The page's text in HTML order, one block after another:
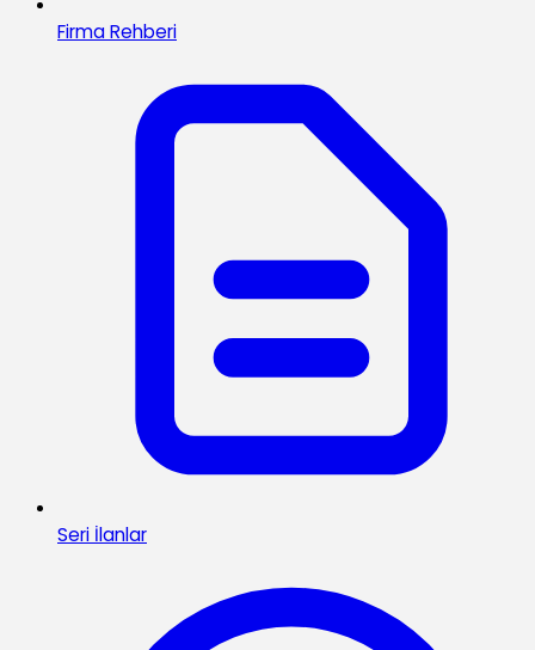
Firma Rehberi
Seri İlanlar